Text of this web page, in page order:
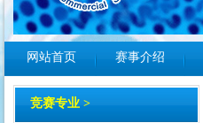
网站首页 赛事介绍
竞赛专业 >